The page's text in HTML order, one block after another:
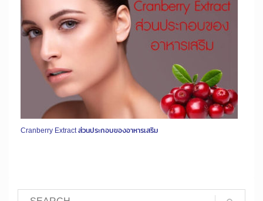
Cranberry Extract ส่วนประกอบของอาหารเสริม